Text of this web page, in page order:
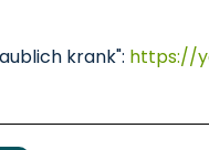
krank": https://